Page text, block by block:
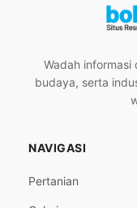
Wadah informasi
budaya, serta
NAVIGASI
Pertanian